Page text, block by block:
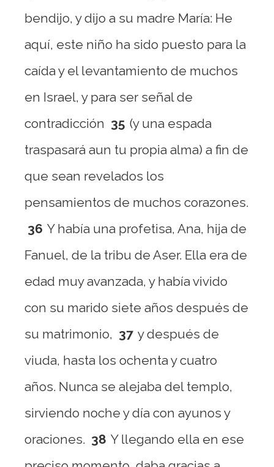
bendijo, y dijo a su madre María: He
aquí, este niño ha sido puesto para la
caída y el levantamiento de muchos
en Israel, y para ser señal de
contradicción 35 (y una espada
traspasará aun tu propia alma) a fin de
que sean revelados los
pensamientos de muchos corazones.
36 Y había una profetisa, Ana, hija de
Fanuel, de la tribu de Aser. Ella era de
edad muy avanzada, y había vivido
con su marido siete años después de
su matrimonio, 37 y después de
viuda, hasta los ochenta y cuatro
años. Nunca se alejaba del templo,
sirviendo noche y día con ayunos y
oraciones. 38 Y llegando ella en ese